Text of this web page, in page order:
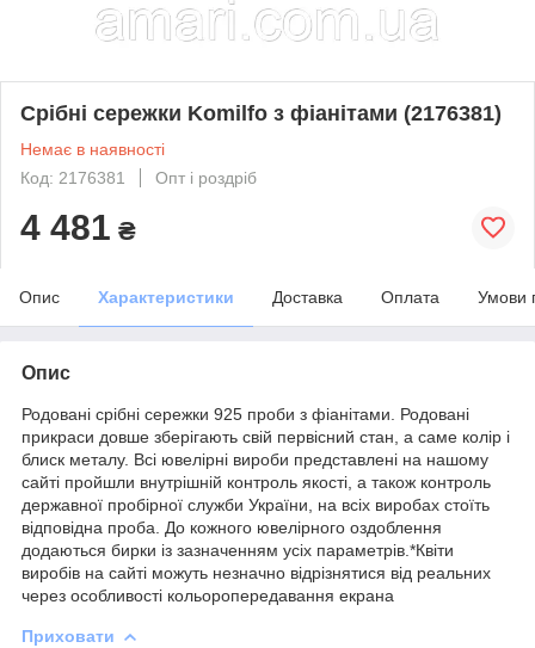
Срібні сережки Komilfo з фіанітами (2176381)
Немає в наявності
Код: 2176381
Опт і роздріб
4 481 ₴
Опис Характеристики Доставка Оплата Умови
Опис
Родовані срібні сережки 925 проби з фіанітами. Родовані
прикраси довше зберігають свій первісний стан, а саме колір і
блиск металу. Всі ювелірні вироби представлені на нашому
сайті пройшли внутрішній контроль якості, а також контроль
державної пробірної служби України, на всіх виробах стоїть
відповідна проба. До кожного ювелірного оздоблення
додаються бирки із зазначенням усіх параметрів.*Квіти
виробів на сайті можуть незначно відрізнятися від реальних
через особливості кольоропередавання екрана
Приховати